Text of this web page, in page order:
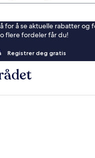
for å se aktuelle rabatter og
flere fordeler får du!
Registrer deg gratis